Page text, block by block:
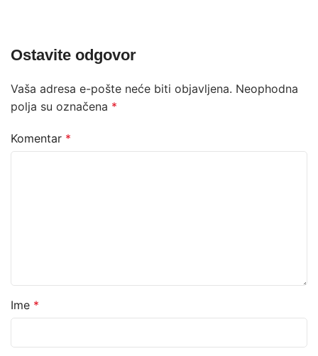
Ostavite odgovor
Vaša adresa e-pošte neće biti objavljena. Neophodna
polja su označena *
Komentar *
Ime *